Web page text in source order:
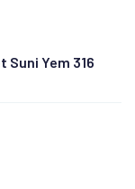
Suni Yem 316